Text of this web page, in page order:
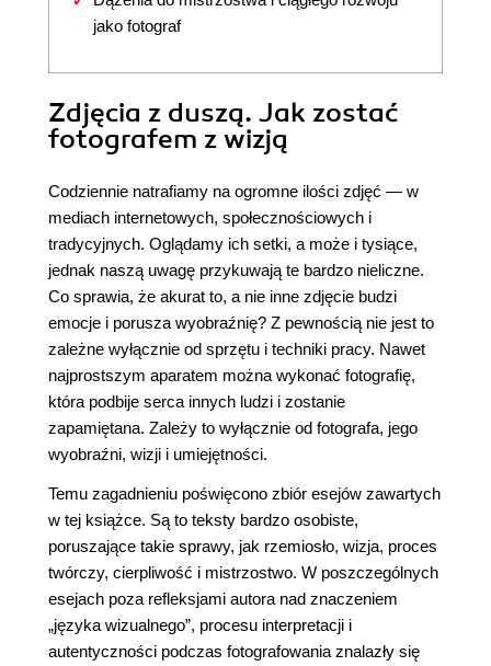
jako fotograf
Zdjęcia z duszą. Jak zostać
fotografem z wizją
Codziennie natrafiamy na ogromne ilości zdjęć — w
mediach internetowych, społecznościowych i
tradycyjnych. Oglądamy ich setki, a może i tysiące,
jednak naszą uwagę przykuwają te bardzo nieliczne.
Co sprawia, że akurat to, a nie inne zdjęcie budzi
emocje i porusza wyobraźnię? Z pewnością nie jest to
zależne wyłącznie od sprzętu i techniki pracy. Nawet
najprostszym aparatem można wykonać fotografię,
która podbije serca innych ludzi i zostanie
zapamiętana. Zależy to wyłącznie od fotografa, jego
wyobraźni, wizji i umiejętności.
Temu zagadnieniu poświęcono zbiór esejów zawartych
w tej książce. Są to teksty bardzo osobiste,
poruszające takie sprawy, jak rzemiosło, wizja, proces
twórczy, cierpliwość i mistrzostwo. W poszczególnych
esejach poza refleksjami autora nad znaczeniem
„języka wizualnego”, procesu interpretacji i
autentyczności podczas fotografowania znalazły się